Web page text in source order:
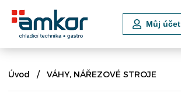
Můj účet
Úvod VÁHY, NÁŘEZOVÉ STROJE